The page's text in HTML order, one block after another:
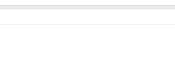
Янв 1, 1970